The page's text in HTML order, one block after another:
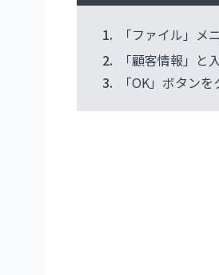
1.
「ファイル」
2.
「顧客情報」と
3.
「OK」ボタン